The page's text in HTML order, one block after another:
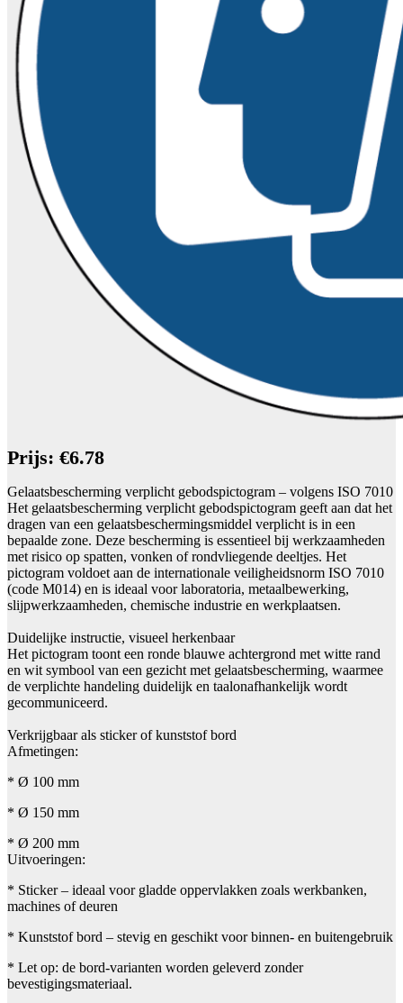
Prijs: €6.78
Gelaatsbescherming verplicht gebodspictogram – volgens ISO 7010
Het gelaatsbescherming verplicht gebodspictogram geeft aan dat het
dragen van een gelaatsbeschermingsmiddel verplicht is in een
bepaalde zone. Deze bescherming is essentieel bij werkzaamheden
met risico op spatten, vonken of rondvliegende deeltjes. Het
pictogram voldoet aan de internationale veiligheidsnorm ISO 7010
(code M014) en is ideaal voor laboratoria, metaalbewerking,
slijpwerkzaamheden, chemische industrie en werkplaatsen.
Duidelijke instructie, visueel herkenbaar
Het pictogram toont een ronde blauwe achtergrond met witte rand
en wit symbool van een gezicht met gelaatsbescherming, waarmee
de verplichte handeling duidelijk en taalonafhankelijk wordt
gecommuniceerd.
Verkrijgbaar als sticker of kunststof bord
Afmetingen:
* Ø 100 mm
* Ø 150 mm
* Ø 200 mm
Uitvoeringen:
* Sticker – ideaal voor gladde oppervlakken zoals werkbanken,
machines of deuren
* Kunststof bord – stevig en geschikt voor binnen- en buitengebruik
* Let op: de bord-varianten worden geleverd zonder
bevestigingsmateriaal.